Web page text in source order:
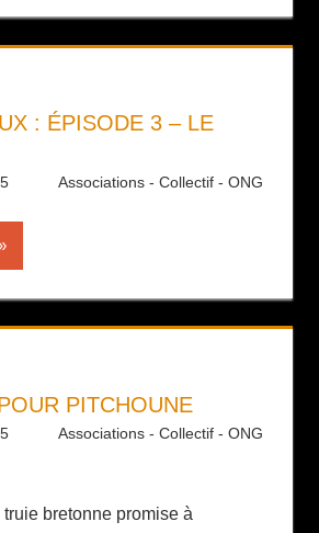
: ÉPISODE 3 – LE
Daniel
Associations - Collectif - ONG
PITCHOUNE
Daniel
Associations - Collectif - ONG
bretonne promise à